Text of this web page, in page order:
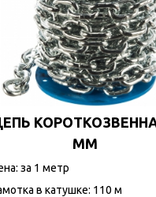
ММ
за 1 метр
в катушке: 110 м